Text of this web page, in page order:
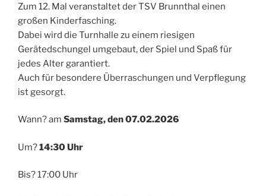
Zum 12. Mal veranstaltet der TSV Brunnthal einen
großen Kinderfasching.
Dabei wird die Turnhalle zu einem riesigen
Gerätedschungel umgebaut, der Spiel und Spaß für
jedes Alter garantiert.
Auch für besondere Überraschungen und Verpflegung
ist gesorgt.
Wann? am Samstag, den 07.02.2026
Um?14:30 Uhr
Bis? 17:00 Uhr